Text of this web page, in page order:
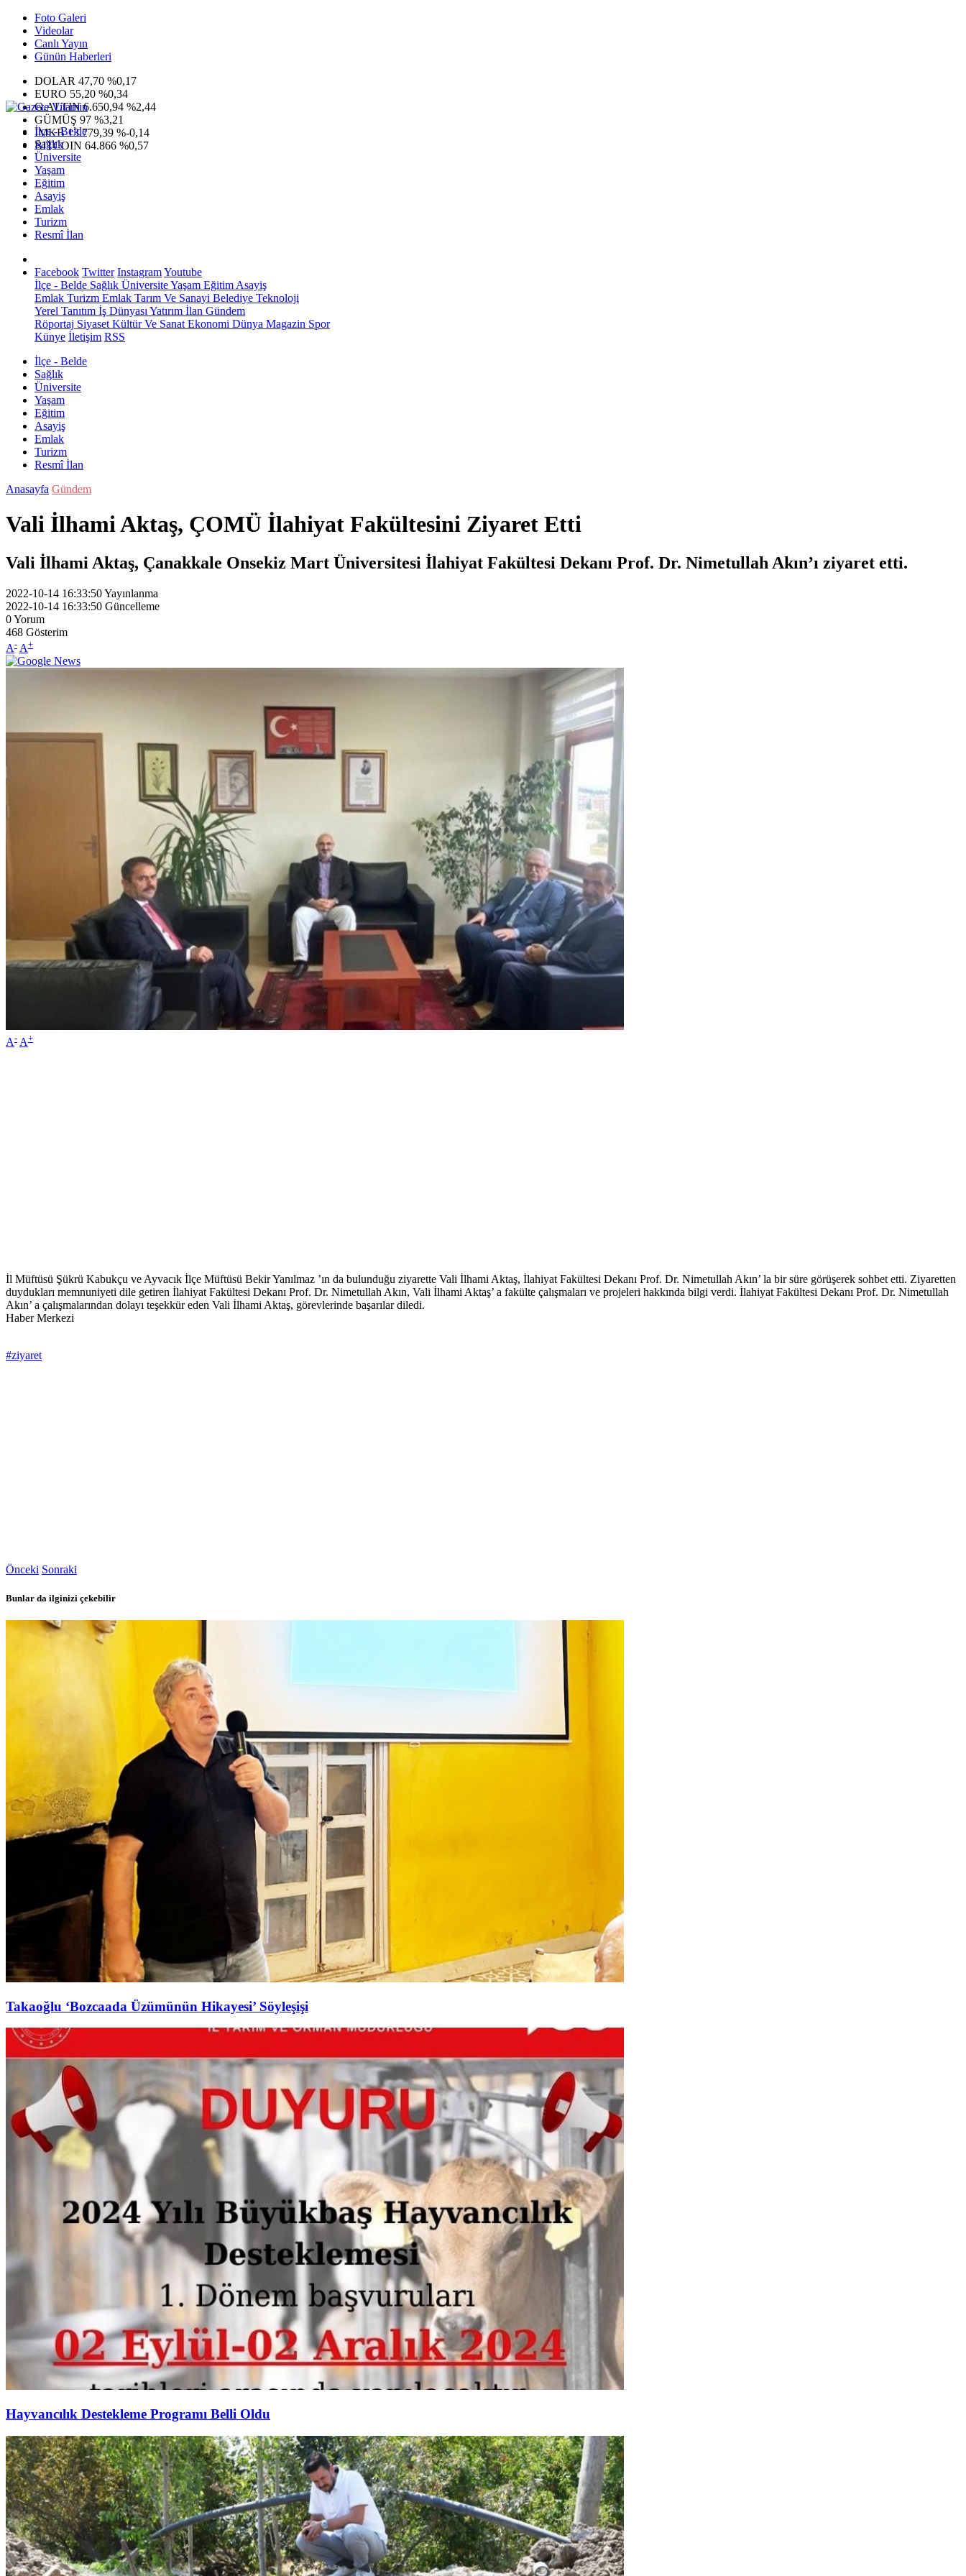
Foto Galeri
Videolar
Canlı Yayın
Günün Haberleri
DOLAR 47,70 %0,17
EURO 55,20 %0,34
G.ALTIN6.650,94 %2,44
GÜMÜŞ 97 %3,21
IMKB13.779,39 %-0,14
BITCOIN 64.866 %0,57
İlçe - Belde
Sağlık
Üniversite
Yaşam
Eğitim
Asayiş
Emlak
Turizm
Resmî İlan
Facebook Twitter InstagramYoutube
İlçe - Belde Sağlık ÜniversiteYaşam Eğitim Asayiş
Emlak Turizm Emlak Tarım Ve Sanayi Belediye Teknoloji
Yerel Tanıtım İş Dünyası Yatırım İlan Gündem
Röportaj Siyaset Kültür Ve Sanat Ekonomi Dünya Magazin Spor
Künye İletişim RSS
İlçe - Belde
Sağlık
Üniversite
Yaşam
Eğitim
Asayiş
Emlak
Turizm
Resmî İlan
Anasayfa Gündem
Vali İlhami Aktaş, ÇOMÜ İlahiyat Fakültesini Ziyaret Etti
Vali İlhami Aktaş, Çanakkale Onsekiz Mart Üniversitesi İlahiyat Fakültesi Dekanı Prof. Dr. Nimetullah Akın’ı ziyaret etti.
2022-10-14 16:33:50Yayınlanma
2022-10-14 16:33:50 Güncelleme
0Yorum
468 Gösterim
A- A+
A- A+
İl Müftüsü Şükrü Kabukçu ve Ayvacık İlçe Müftüsü Bekir Yanılmaz ’ın da bulunduğu ziyarette Vali İlhami Aktaş, İlahiyat Fakültesi Dekanı Prof. Dr. Nimetullah Akın’ la bir süre görüşerek sohbet etti. Ziyaretten
duydukları memnuniyeti dile getiren İlahiyat Fakültesi Dekanı Prof. Dr. Nimetullah Akın, Vali İlhami Aktaş’ a fakülte çalışmaları ve projeleri hakkında bilgi verdi. İlahiyat Fakültesi Dekanı Prof. Dr. Nimetullah
Akın’ a çalışmalarından dolayı teşekkür eden Vali İlhami Aktaş, görevlerinde başarılar diledi.
Haber Merkezi
#ziyaret
Önceki Sonraki
Bunlar da ilginizi çekebilir
Takaoğlu ‘Bozcaada Üzümünün Hikayesi’ Söyleşişi
Hayvancılık Destekleme Programı Belli Oldu